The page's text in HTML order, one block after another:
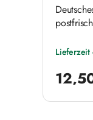
postfrisch
Lieferzeit